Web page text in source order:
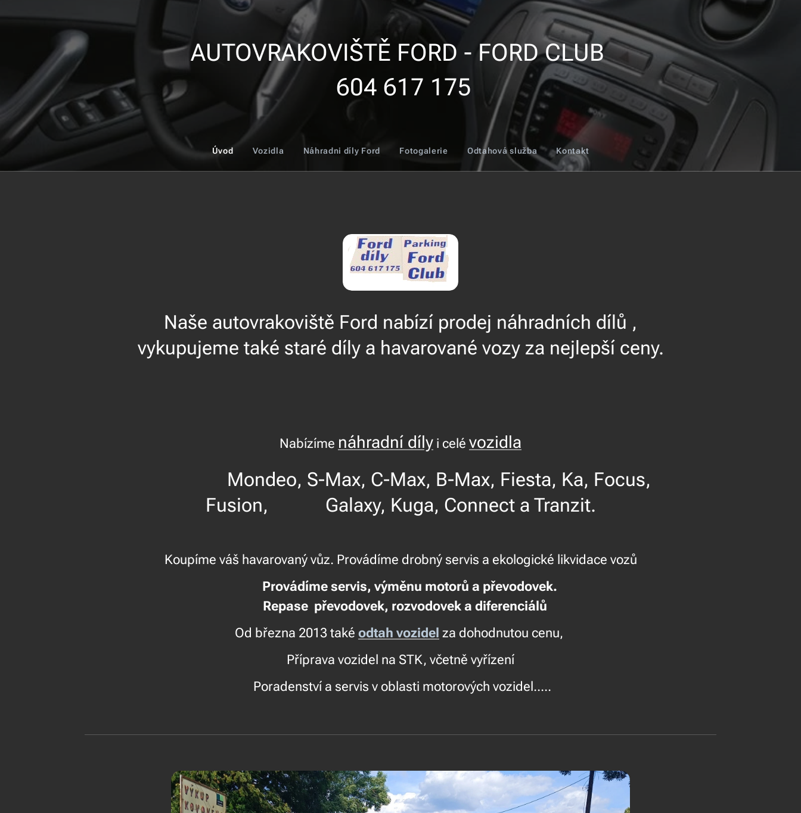
AUTOVRAKOVIŠTĚ FORD - FORD CLUB
604 617 175
Úvod Vozidla Náhradni díly Ford Fotogalerie Odtahová služba Kontakt
Naše autovrakoviště Ford nabízí prodej náhradních dílů ,
vykupujeme také staré díly a havarované vozy za nejlepší ceny.
Nabízíme náhradní díly i celé vozidla
Mondeo, S-Max, C-Max, B-Max, Fiesta, Ka, Focus,
Fusion, Galaxy, Kuga, Connect a Tranzit.
Koupíme váš havarovaný vůz. Provádíme drobný servis a ekologické likvidace vozů
Provádíme servis, výměnu motorů a převodovek.
Repase převodovek, rozvodovek a diferenciálů
Od března 2013 také odtah vozidel za dohodnutou cenu,
Příprava vozidel na STK, včetně vyřízení
Poradenství a servis v oblasti motorových vozidel.....